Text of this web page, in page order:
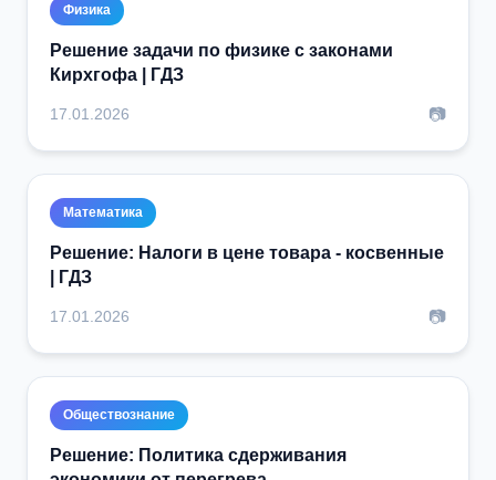
Физика
Решение задачи по физике с законами
Кирхгофа | ГДЗ
17.01.2026 📷
Математика
Решение: Налоги в цене товара - косвенные
| ГДЗ
17.01.2026 📷
Обществознание
Решение: Политика сдерживания